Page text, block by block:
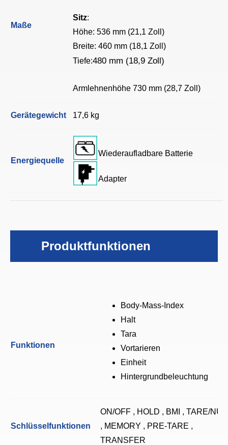
Maße
Sitz:
Höhe: 536 mm (21,1 Zoll)
Breite: 460 mm (18,1 Zoll)
Tiefe:480 mm (18,9 Zoll)
Armlehnenhöhe 730 mm (28,7 Zoll)
Gerätegewicht 17,6 kg
Energiequelle
Wiederaufladbare Batterie
Adapter
Produktfunktionen
Funktionen
Body-Mass-Index
Halt
Tara
Vortarieren
Einheit
Hintergrundbeleuchtung
Schlüsselfunktionen
ON/OFF , HOLD , BMI , TARE/
, MEMORY , PRE-TARE ,
TRANSFER